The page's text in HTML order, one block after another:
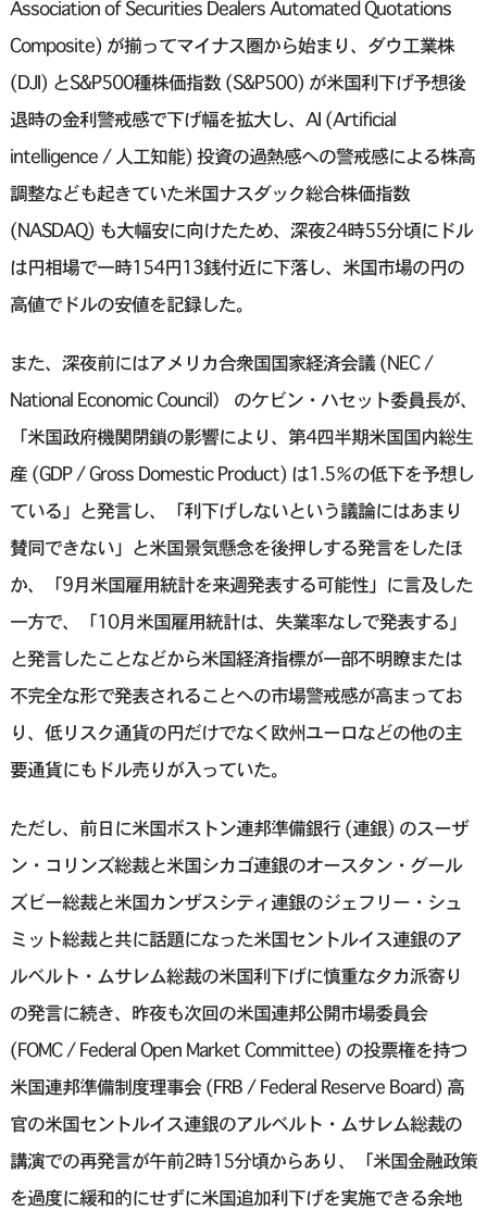
Association of Securities Dealers Automated Quotations
Composite) が揃ってマイナス圏から始まり、ダウ工業株
(DJI) とS&P500種株価指数 (S&P500) が米国利下げ予想後
退時の金利警戒感で下げ幅を拡大し、AI (Artificial
intelligence / 人工知能) 投資の過熱感への警戒感による株高
調整なども起きていた米国ナスダック総合株価指数
(NASDAQ) も大幅安に向けたため、深夜24時55分頃にドル
は円相場で一時154円13銭付近に下落し、米国市場の円の
高値でドルの安値を記録した。
また、深夜前にはアメリカ合衆国国家経済会議 (NEC /
National Economic Council） のケビン・ハセット委員長が、
「米国政府機関閉鎖の影響により、第4四半期米国国内総生
産 (GDP / Gross Domestic Product) は1.5％の低下を予想し
ている」と発言し、「利下げしないという議論にはあまり
賛同できない」と米国景気懸念を後押しする発言をしたほ
か、「9月米国雇用統計を来週発表する可能性」に言及した
一方で、「10月米国雇用統計は、失業率なしで発表する」
と発言したことなどから米国経済指標が一部不明瞭または
不完全な形で発表されることへの市場警戒感が高まってお
り、低リスク通貨の円だけでなく欧州ユーロなどの他の主
要通貨にもドル売りが入っていた。
ただし、前日に米国ボストン連邦準備銀行 (連銀) のスーザ
ン・コリンズ総裁と米国シカゴ連銀のオースタン・グール
ズビー総裁と米国カンザスシティ連銀のジェフリー・シュ
ミット総裁と共に話題になった米国セントルイス連銀のア
ルベルト・ムサレム総裁の米国利下げに慎重なタカ派寄り
の発言に続き、昨夜も次回の米国連邦公開市場委員会
(FOMC / Federal Open Market Committee) の投票権を持つ
米国連邦準備制度理事会 (FRB / Federal Reserve Board) 高
官の米国セントルイス連銀のアルベルト・ムサレム総裁の
講演での再発言が午前2時15分頃からあり、「米国金融政策
を過度に緩和的にせずに米国追加利下げを実施できる余地